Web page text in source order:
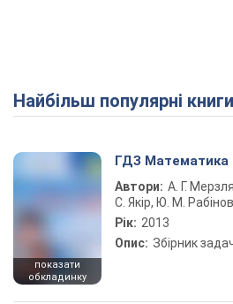
Найбільш популярні книги
показати
обкладинку
ГДЗ Математика
Автори: А. Г.
С. Якір, Ю. М.
Рік: 2013
Опис: Збірник